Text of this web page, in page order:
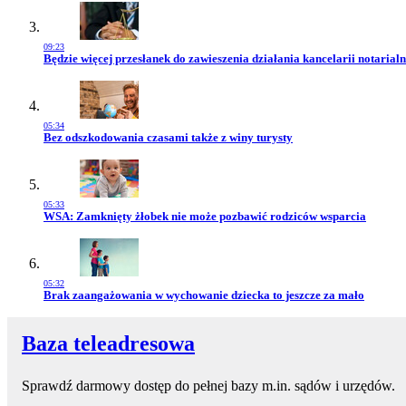
09:23
Przejdź do artykułu:
Będzie więcej przesłanek do zawieszenia działania kancelarii
05:34
Przejdź do artykułu:
Bez odszkodowania czasami także z winy turysty
05:33
Przejdź do artykułu:
WSA: Zamknięty żłobek nie może pozbawić rodziców wsparcia
05:32
Przejdź do artykułu:
Brak zaangażowania w wychowanie dziecka to jeszcze za mało
Baza teleadresowa
Sprawdź darmowy dostęp do pełnej bazy m.in. sądów i urzędów.